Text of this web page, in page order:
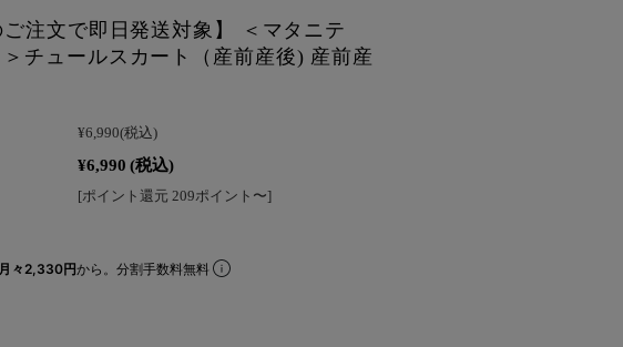
ご注文で即日発送対象】 ＜マタニテ
＞チュールスカート（産前産後) 産前産
¥6,990(税込)
¥6,990 (税込)
[ポイント還元 209ポイント〜]
月々2,330円から。分割手数料無料